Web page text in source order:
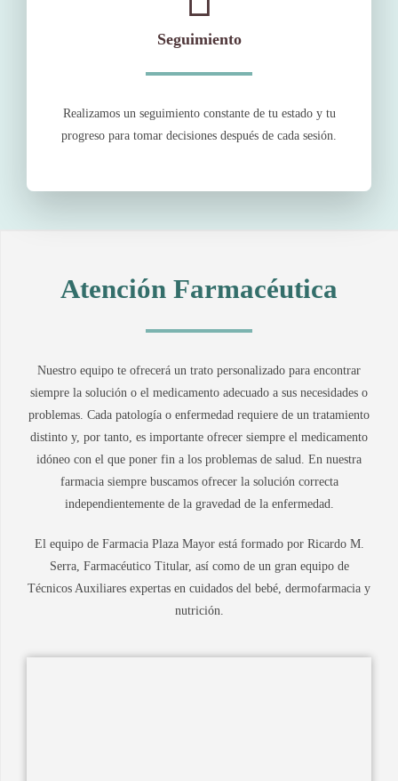
Seguimiento
Realizamos un seguimiento constante de tu estado y tu
progreso para tomar decisiones después de cada sesión.
Atención Farmacéutica
Nuestro equipo te ofrecerá un trato personalizado para encontrar
siempre la solución o el medicamento adecuado a sus necesidades o
problemas. Cada patología o enfermedad requiere de un tratamiento
distinto y, por tanto, es importante ofrecer siempre el medicamento
idóneo con el que poner fin a los problemas de salud. En nuestra
farmacia siempre buscamos ofrecer la solución correcta
independientemente de la gravedad de la enfermedad.
El equipo de Farmacia Plaza Mayor está formado por Ricardo M.
Serra, Farmacéutico Titular, así como de un gran equipo de
Técnicos Auxiliares expertas en cuidados del bebé, dermofarmacia y
nutrición.